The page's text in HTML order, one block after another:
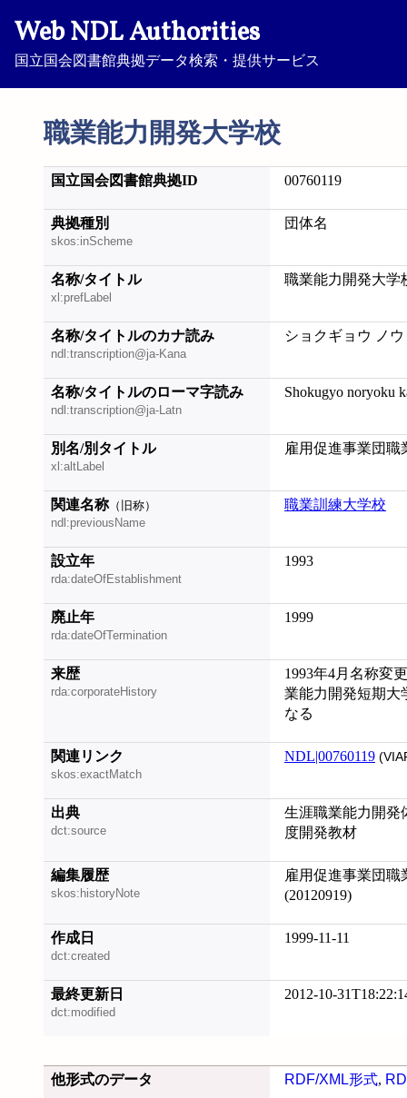
Web NDL Authorities
国立国会図書館典拠データ検索・提供サービス
職業能力開発大学校
国立国会図書館典拠ID 00760119
典拠種別
skos:inScheme
団体名
名称/タイトル
xl:prefLabel
職業能力開発大学
名称/タイトルのカナ読み
ndl:transcription@ja-Kana
ショクギョウ ノ
名称/タイトルのローマ字読み
ndl:transcription@ja-Latn
Shokugyo noryoku
別名/別タイトル
xl:altLabel
雇用促進事業団職
関連名称（旧称）
ndl:previousName
職業訓練大学校
設立年
rda:dateOfEstablishment
1993
廃止年
rda:dateOfTermination
1999
来歴
rda:corporateHistory
1993年4月名称変
業能力開発短期大
なる
関連リンク
skos:exactMatch
NDL|00760119
出典
dct:source
生涯職業能力開発
度開発教材
編集履歴
skos:historyNote
雇用促進事業団
(20120919)
作成日
dct:created
1999-11-11
最終更新日
dct:modified
2012-10-
他形式のデータ RDF/XML形式,